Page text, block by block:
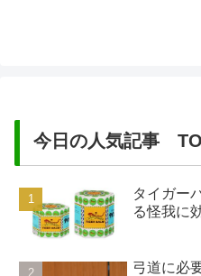
今日の人気記事
タイガー
る怪我に
弓道に必